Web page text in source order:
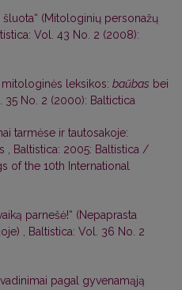
šluota“ (Mitologinių personažų
Vol. 43 No. 2 (2008):
mitologinės leksikos: baũbas bei
35 No. 2 (2000): Baltictica
tarmėse ir tautosakoje:
Baltistica: 2005: Baltistica /
of the 10th International
parnešė!“ (Nepaprasta
Baltistica: Vol. 36 No. 2
pagal gyvenamąją